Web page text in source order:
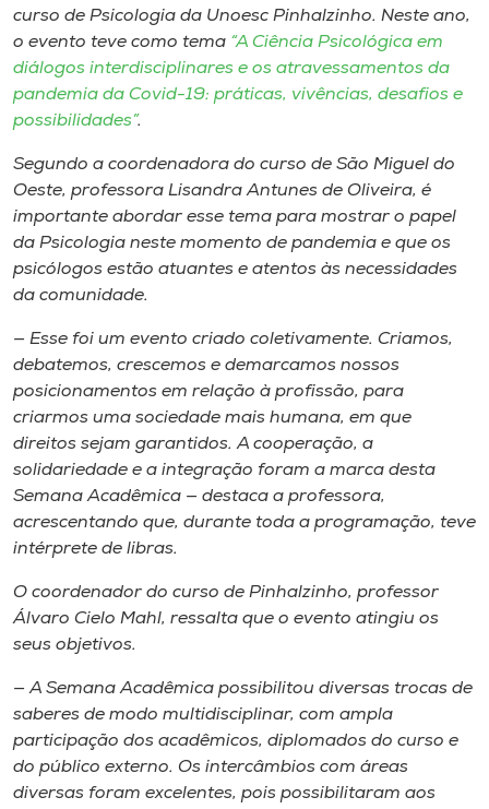
A+
A-
curso de Psicologia da Unoesc Pinhalzinho. Neste ano,
o evento teve como tema “A Ciência Psicológica em
diálogos interdisciplinares e os atravessamentos da
pandemia da Covid-19: práticas, vivências, desafios e
possibilidades”.
Segundo a coordenadora do curso de São Miguel do
Oeste, professora Lisandra Antunes de Oliveira, é
importante abordar esse tema para mostrar o papel
da Psicologia neste momento de pandemia e que os
psicólogos estão atuantes e atentos às necessidades
da comunidade.
— Esse foi um evento criado coletivamente. Criamos,
debatemos, crescemos e demarcamos nossos
posicionamentos em relação à profissão, para
criarmos uma sociedade mais humana, em que
direitos sejam garantidos. A cooperação, a
solidariedade e a integração foram a marca desta
Semana Acadêmica — destaca a professora,
acrescentando que, durante toda a programação, teve
intérprete de libras.
O coordenador do curso de Pinhalzinho, professor
Álvaro Cielo Mahl, ressalta que o evento atingiu os
seus objetivos.
— A Semana Acadêmica possibilitou diversas trocas de
saberes de modo multidisciplinar, com ampla
participação dos acadêmicos, diplomados do curso e
do público externo. Os intercâmbios com áreas
diversas foram excelentes, pois possibilitaram aos